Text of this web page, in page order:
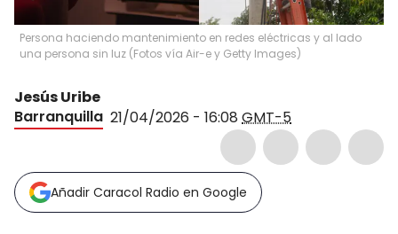
Persona haciendo mantenimiento en redes eléctricas y al lado
una persona sin luz (Fotos vía Air-e y Getty Images)
Jesús Uribe
Barranquilla 21/04/2026 - 16:08 GMT-5
Añadir Caracol Radio en Google